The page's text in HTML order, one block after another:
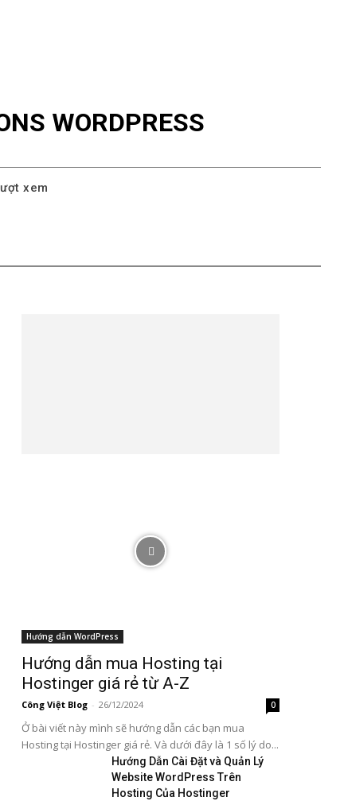
WORDPRESS
xem
Hướng dẫn WordPress
Hướng dẫn mua Hosting tại
Hostinger giá rẻ từ A-Z
Công Việt Blog - 26/12/2024 0
Ở bài viết này mình sẽ hướng dẫn các bạn mua
Hosting tại Hostinger giá rẻ. Và dưới đây là 1 số lý do...
Hướng Dẫn Cài Đặt và Quản Lý
Website WordPress Trên
Hosting Của Hostinger